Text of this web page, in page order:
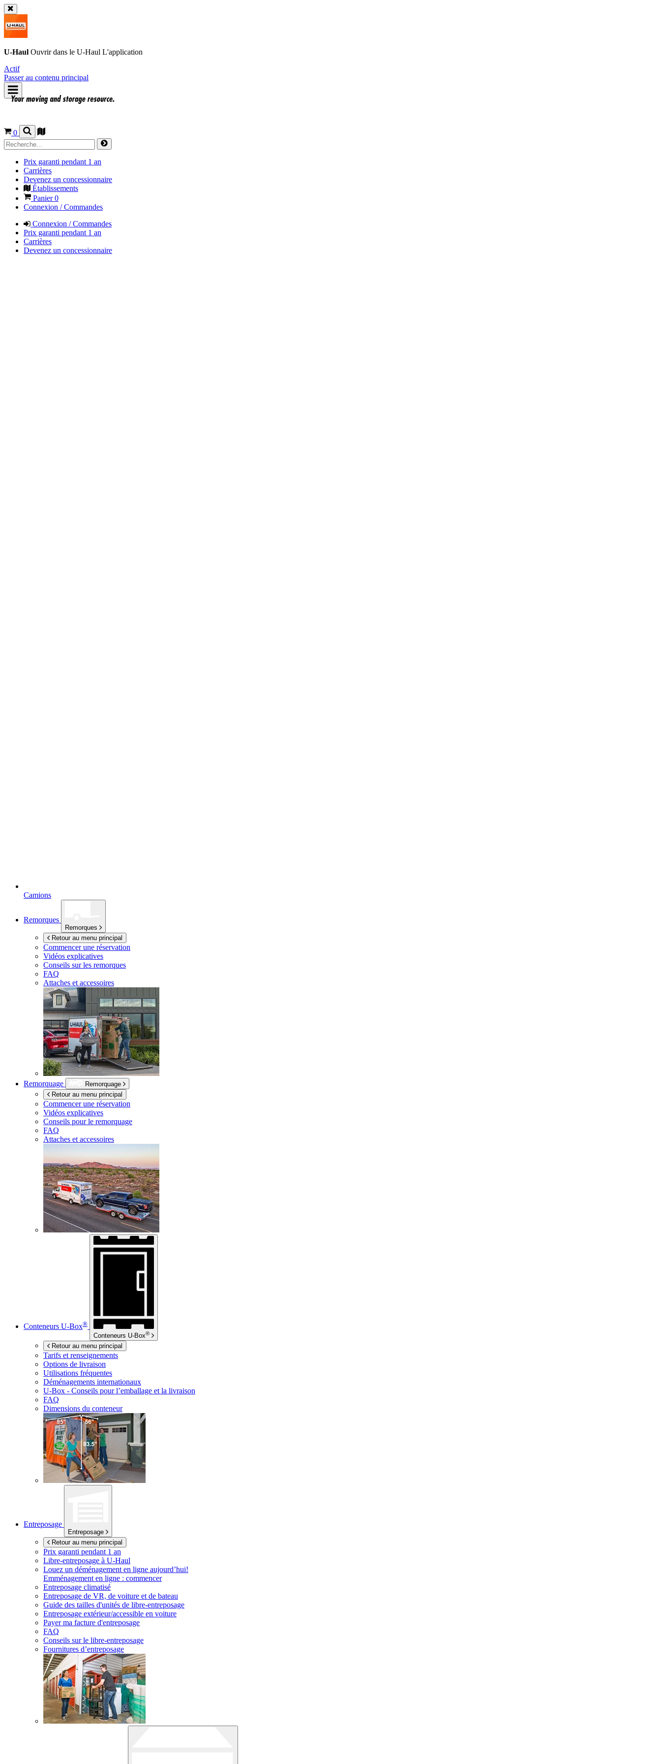
U-Haul Ouvrir dans le U-Haul L'application
Actif
Passer au contenu principal
0
Prix garanti pendant 1 an
Carrières
Devenez un concessionnaire
Établissements
Panier0
Connexion / Commandes
Connexion / Commandes
Prix garanti pendant 1 an
Carrières
Devenez un concessionnaire
Camions
Remorques
Remorques
Retour au menu principal
Commencer une réservation
Vidéos explicatives
Conseils sur les remorques
FAQ
Attaches et accessoires
Remorquage
Remorquage
Retour au menu principal
Commencer une réservation
Vidéos explicatives
Conseils pour le remorquage
FAQ
Attaches et accessoires
Conteneurs U-Box®
Conteneurs U-Box®
Retour au menu principal
Tarifs et renseignements
Options de livraison
Utilisations fréquentes
Déménagements internationaux
U-Box - Conseils pour l’emballage et la livraison
FAQ
Dimensions du conteneur
Entreposage
Entreposage
Retour au menu principal
Prix garanti pendant 1 an
Libre-entreposage à U-Haul
Louez un déménagement en ligne aujourd’hui!
Emménagement en ligne : commencer
Entreposage climatisé
Entreposage de VR, de voiture et de bateau
Guide des tailles d'unités de libre-entreposage
Entreposage extérieur/accessible en voiture
Payer ma facture d'entreposage
FAQ
Conseils sur le libre-entreposage
Fournitures d’entreposage